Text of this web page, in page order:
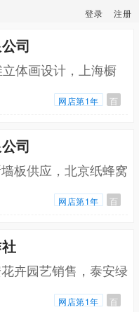
登录 注册
司
体画设计，上海橱
网店第1年 百
司
板供应，北京纸蜂窝
网店第1年 百
卉园艺销售，泰安绿
网店第1年 百